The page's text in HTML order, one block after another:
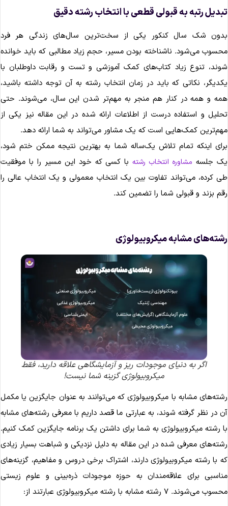
رتبه به قبولی قطعی با انتخاب رشته دقیق
شک سال کنکور یکی از سخت‌ترین سال‌های زندگی هر فرد
می‌شود. ناشناخته بودن مسیر، حجم زیاد مطالبی که باید خوانده
تنوع زیاد کتاب‌های کمک آموزشی و تست و رقابت داوطلبان با
نکاتی که باید در زمان انتخاب رشته به آن توجه داشته باشید،
و همه در کنار هم منجر به مهم‌تر شدن این سال، می‌شوند. حتی
و استفاده درست از اطلاعات ارائه شده در این مقاله نیز یکی از
کمک‌هایی است که یک مشاور می‌تواند به شما ارائه دهد.
اینکه تمام تلاش یک‌ساله شما به بهترین نتیجه ممکن ختم شود،
جلسه مشاوره انتخاب رشتهبا کسی که خود این مسیر را با موفقیت
کرده، می‌تواند تفاوت بین یک انتخاب معمولی و یک انتخاب عالی را
بزند و قبولی شما را تضمین کند.
مشابه میکروبیولوژی
اگر به دنیای موجودات ریز و آزمایشگاهی علاقه دارید، فقط
میکروبیولوژی گزینه شما نیست!
مشابه با میکروبیولوژی که می‌توانند به عنوان جایگزین یا مکمل
در نظر گرفته شوند، به عبارتی ما قصد داریم با معرفی رشته‌های مشابه
رشته میکروبیولوژی به شما برای داشتن یک برنامه جایگزین کمک کنیم.
معرفی شده در این مقاله به دلیل نزدیکی و شباهت بسیار زیادی
با رشته میکروبیولوژی دارند، اشتراک برخی دروس و مفاهیم، گزینه‌های
برای علاقه‌مندان به حوزه موجودات ذره‌بینی و علوم زیستی
می‌شوند. ۷ رشته‌ مشابه با رشته میکروبیولوژی عبارتند از: